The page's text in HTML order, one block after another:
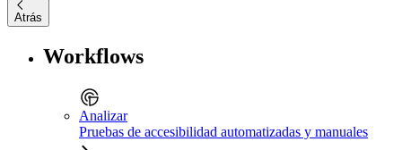
Atrás
Workflows
Analizar
Pruebas de accesibilidad automatizadas y manuales